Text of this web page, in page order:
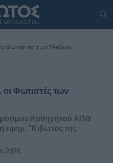
Φωτιστές των Σλάβων
Φωτιστές των
Καθηγητού ΑΠΘ
εφημ. "Κιβωτός της
2026